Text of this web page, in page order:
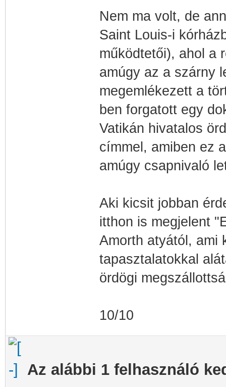
Nem ma volt, de
Saint Louis-i
működtetői), ahol a
amúgy az a szárny
megemlékezett a
ben forgatott egy
Vatikán hivatalos
címmel, amiben ez
amúgy csapnivaló
Aki kicsit jobban
itthon is megjelent
Amorth atyától, ami
tapasztalatokkal
ördögi
10/10
Az alábbi 1 felhasználó